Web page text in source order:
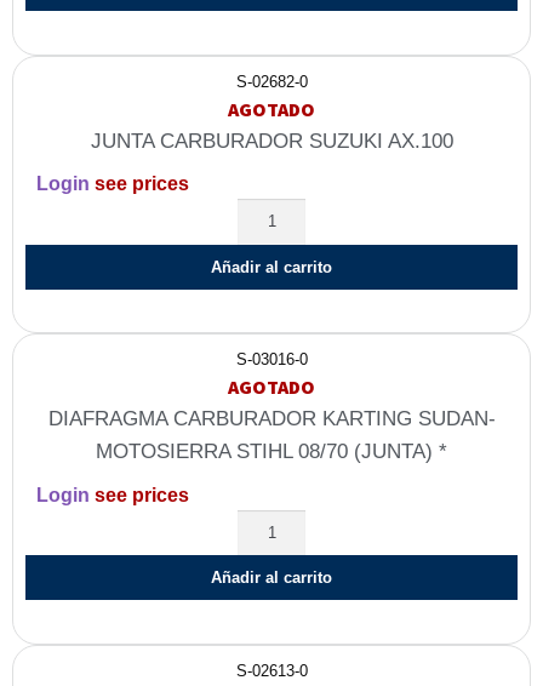
S-02682-0
AGOTADO
JUNTA CARBURADOR SUZUKI AX.100
Login see prices
Añadir al carrito
S-03016-0
AGOTADO
DIAFRAGMA CARBURADOR KARTING SUDAN-
MOTOSIERRA STIHL 08/70 (JUNTA) *
Login see prices
Añadir al carrito
S-02613-0